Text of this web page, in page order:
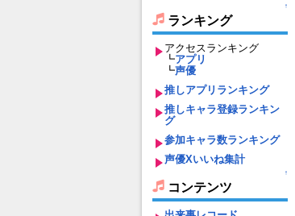
↑
ランキング
アクセスランキング
┗アプリ
┗声優
推しアプリランキング
推しキャラ登録ランキン
グ
参加キャラ数ランキング
声優Xいいね集計
↑
コンテンツ